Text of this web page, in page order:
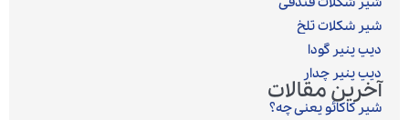
شیر شکلات تلخ
دیپ پنیر گودا
دیپ پنیر چدار
آخرین مقالات
شیر کاکائو یعنی چه؟